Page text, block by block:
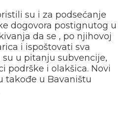
su i za podsećanje
dogovora postignutog u
da se , po njihovoj
i ispoštovati sva
u pitanju subvencije,
podrške i olakšica. Novi
takođe u Bavaništu